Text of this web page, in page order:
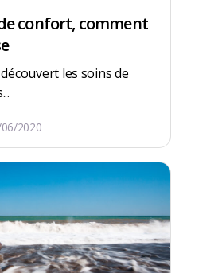
confort, comment
les soins de
2020